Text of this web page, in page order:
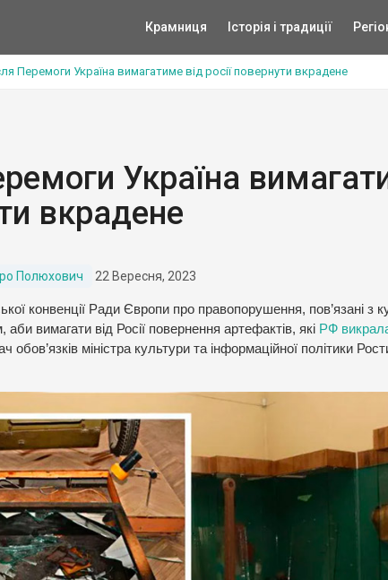
Крамниця Історія і традиції
Перемоги Україна вимагатиме від росії повернути вкрадене
Україна
вкрадене
Полюхович 22 Вересня, 2023
конвенції Ради Європи про правопорушення, пов’язані з
аби вимагати від Росії повернення артефактів, які РФ
обов’язків міністра культури та інформаційної політики